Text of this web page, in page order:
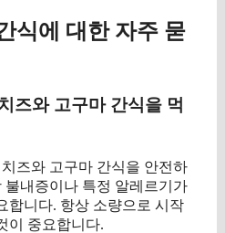
식에 대한 자주 묻
즈와 고구마 간식을 먹
즈와 고구마 간식을 안전하
불내증이나 특정 알레르기가
합니다. 항상 소량으로 시작
이 중요합니다.